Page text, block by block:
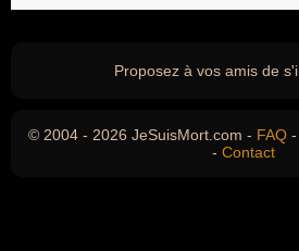
Proposez à vos amis de
© 2004 - 2026 JeSuisMort.com - FAQ -
- Contact